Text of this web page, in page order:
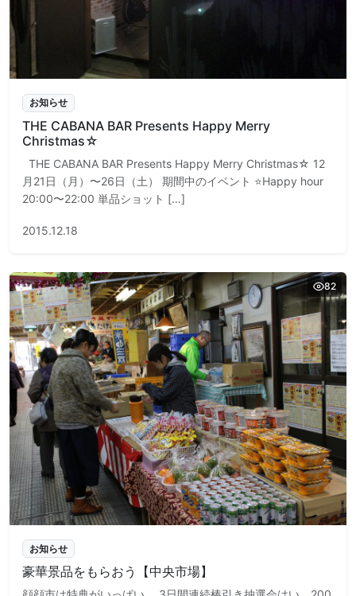
お知らせ
THE CABANA BAR Presents Happy Merry
Christmas☆
THE CABANA BAR Presents Happy Merry Christmas☆ 12
月21日（月）〜26日（土） 期間中のイベント ⭐Happy hour
20:00〜22:00 単品ショット […]
2015.12.18
82
お知らせ
豪華景品をもらおう【中央市場】